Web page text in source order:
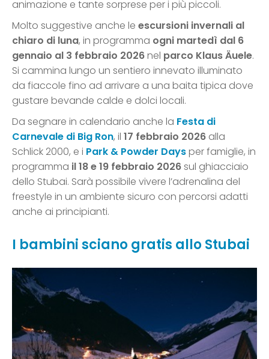
animazione e tante sorprese per i più piccoli.
Molto suggestive anche le escursioni invernali al
chiaro di luna, in programma ogni martedì dal 6
gennaio al 3 febbraio 2026nel parco Klaus Äuele.
Si cammina lungo un sentiero innevato illuminato
da fiaccole fino ad arrivare a una baita tipica dove
gustare bevande calde e dolci locali.
Da segnare in calendario anche la Festa di
Carnevale di Big Ron, il 17 febbraio 2026 alla
Schlick 2000, e i Park & Powder Daysper famiglie, in
programma il 18 e 19 febbraio 2026sul ghiacciaio
dello Stubai. Sarà possibile vivere l’adrenalina del
freestyle in un ambiente sicuro con percorsi adatti
anche ai principianti.
I bambini sciano gratis allo Stubai